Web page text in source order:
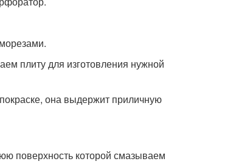
плиту для изготовления нужной
она выдержит приличную
поверхность которой смазываем